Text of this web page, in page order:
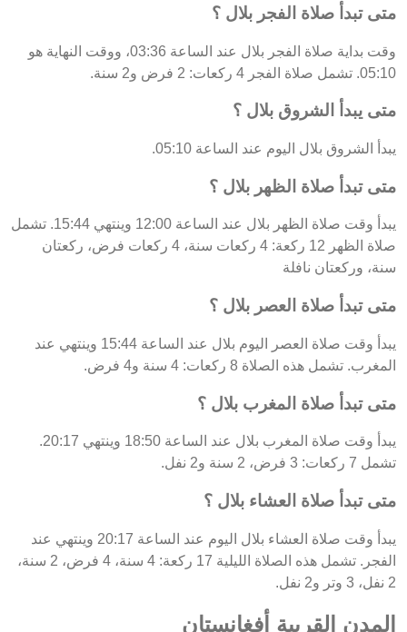
متى تبدأ صلاة الفجر بلال ؟
وقت بداية صلاة الفجر بلال عند الساعة 03:36، ووقت النهاية هو
05:10. تشمل صلاة الفجر 4 ركعات: 2 فرض و2 سنة.
متى يبدأ الشروق بلال ؟
يبدأ الشروق بلال اليوم عند الساعة 05:10.
متى تبدأ صلاة الظهر بلال ؟
يبدأ وقت صلاة الظهر بلال عند الساعة 12:00 وينتهي 15:44. تشمل
صلاة الظهر 12 ركعة: 4 ركعات سنة، 4 ركعات فرض، ركعتان
سنة، وركعتان نافلة
متى تبدأ صلاة العصر بلال ؟
يبدأ وقت صلاة العصر اليوم بلال عند الساعة 15:44 وينتهي عند
المغرب. تشمل هذه الصلاة 8 ركعات: 4 سنة و4 فرض.
متى تبدأ صلاة المغرب بلال ؟
يبدأ وقت صلاة المغرب بلال عند الساعة 18:50 وينتهي 20:17.
تشمل 7 ركعات: 3 فرض، 2 سنة و2 نفل.
متى تبدأ صلاة العشاء بلال ؟
يبدأ وقت صلاة العشاء بلال اليوم عند الساعة 20:17 وينتهي عند
الفجر. تشمل هذه الصلاة الليلية 17 ركعة: 4 سنة، 4 فرض، 2 سنة،
2 نفل، 3 وتر و2 نفل.
المدن القريبة أفغانستان